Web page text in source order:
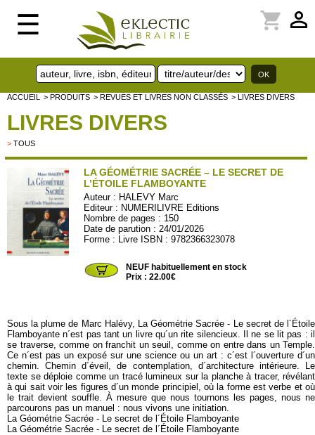
☰ perm_identity
shopping_cart
ACCUEIL > PRODUITS > REVUES ET LIVRES NON CLASSÉS > LIVRES DIVERS
LIVRES DIVERS
> TOUS
LA GÉOMÉTRIE SACRÉE – LE SECRET DE
L’ÉTOILE FLAMBOYANTE
Auteur : HALEVY Marc
Editeur : NUMERILIVRE Editions
Nombre de pages : 150
Date de parution : 24/01/2026
Forme : Livre ISBN : 9782366323078
NEUF habituellement en stock
Prix : 22.00€
Sous la plume de Marc Halévy, La Géométrie Sacrée - Le secret de l´Étoile
Flamboyante n´est pas tant un livre qu´un rite silencieux. Il ne se lit pas : il
se traverse, comme on franchit un seuil, comme on entre dans un Temple.
Ce n´est pas un exposé sur une science ou un art : c´est l´ouverture d´un
chemin. Chemin d´éveil, de contemplation, d´architecture intérieure. Le
texte se déploie comme un tracé lumineux sur la planche à tracer, révélant
à qui sait voir les figures d´un monde principiel, où la forme est verbe et où
le trait devient souffle. À mesure que nous tournons les pages, nous ne
parcourons pas un manuel : nous vivons une initiation.
La Géométrie Sacrée - Le secret de l´Étoile Flamboyante
La Géométrie Sacrée - Le secret de l´Étoile Flamboyante